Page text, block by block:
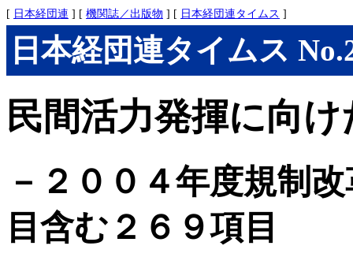
[ 日本経団連 ] [ 機関誌／出版物 ] [ 日本経団連タイムス ]
日本経団連タイムス
民間活力発揮に向
－２００４年度規制
目含む２６９項目